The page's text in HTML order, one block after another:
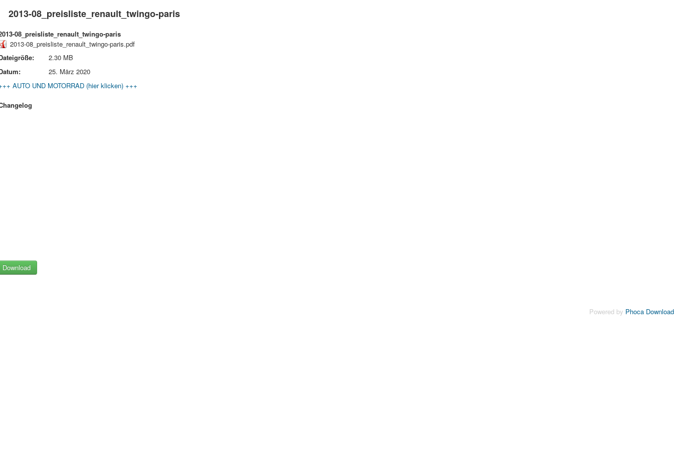
2013-08_preisliste_renault_twingo-paris
08_preisliste_renault_twingo-paris
2013-08_preisliste_renault_twingo-paris.pdf
2.30 MB
25. März 2020
AUTO UND MOTORRAD (hier klicken) +++
Powered by Phoca Download